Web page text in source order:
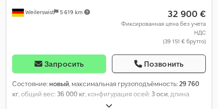
Weilerswist 5 619 km 32 900 €
Фиксированная цена без учета
НДС
(39 151 € брутто)
Запросить Позвонить
Состояние: новый, максимальная грузоподъёмность:29 760
кг, общий вес: 36 000 кг, конфигурация осей: 3 оси, длина
, ширина пространства для